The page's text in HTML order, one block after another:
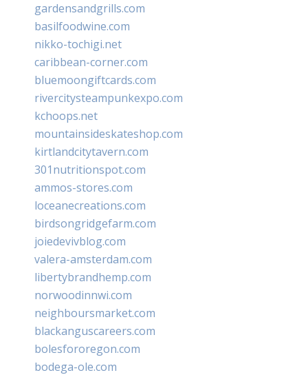
gardensandgrills.com
basilfoodwine.com
nikko-tochigi.net
caribbean-corner.com
bluemoongiftcards.com
rivercitysteampunkexpo.com
kchoops.net
mountainsideskateshop.com
kirtlandcitytavern.com
301nutritionspot.com
ammos-stores.com
loceanecreations.com
birdsongridgefarm.com
joiedevivblog.com
valera-amsterdam.com
libertybrandhemp.com
norwoodinnwi.com
neighboursmarket.com
blackanguscareers.com
bolesfororegon.com
bodega-ole.com